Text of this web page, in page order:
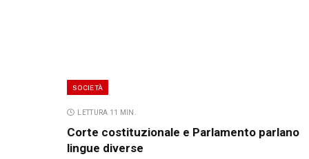
SOCIETÀ
LETTURA 11 MIN.
Corte costituzionale e Parlamento parlano
lingue diverse